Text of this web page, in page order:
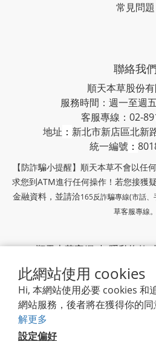
此網站使用 cookies
Hi, 本網站使用必要 cookies 和
網站服務，後者將在獲得你的同
解更多
設定偏好
常見問題
聯絡我們
順天本草股份
服務時間：週一至週
客服專線：02-
地址 ： 新北市新店區北新
統一編號 ：
【防詐騙小提醒】順天本草不會以任
求您到ATM進行任何操作！若您接獲
金融資料，並請洽165反詐騙專線(市話
草客服專線。
順天本草官網|隱私條款|
順天堂集團